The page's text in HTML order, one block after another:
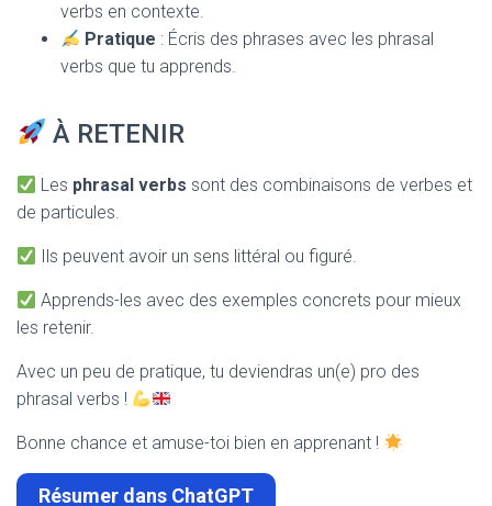
verbs en contexte.
Pratique : Écris des phrases avec les phrasal
verbs que tu apprends.
À RETENIR
Les phrasal verbs sont des combinaisons de verbes et
de particules.
Ils peuvent avoir un sens littéral ou figuré.
Apprends-les avec des exemples concrets pour mieux
les retenir.
Avec un peu de pratique, tu deviendras un(e) pro des
phrasal verbs !
Bonne chance et amuse-toi bien en apprenant !
Résumer dans ChatGPT